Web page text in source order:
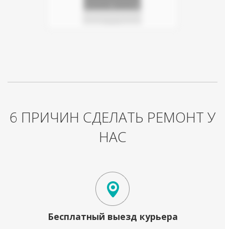
6 ПРИЧИН СДЕЛАТЬ РЕМОНТ У
НАС
Бесплатный выезд курьера